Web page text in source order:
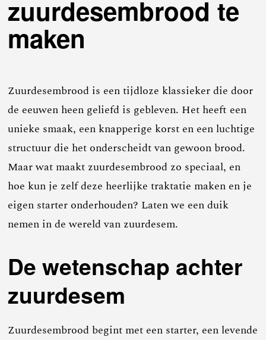
zuurdesembrood te
maken
Zuurdesembrood is een tijdloze klassieker die door
de eeuwen heen geliefd is gebleven. Het heeft een
unieke smaak, een knapperige korst en een luchtige
structuur die het onderscheidt van gewoon brood.
Maar wat maakt zuurdesembrood zo speciaal, en
hoe kun je zelf deze heerlijke traktatie maken en je
eigen starter onderhouden? Laten we een duik
nemen in de wereld van zuurdesem.
De wetenschap achter
zuurdesem
Zuurdesembrood begint met een starter, een levende